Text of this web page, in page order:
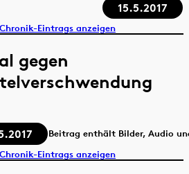
15.5.2017
Eintrags anzeigen
gegen
Beitrag enthält Bilder, Audio
Eintrags anzeigen